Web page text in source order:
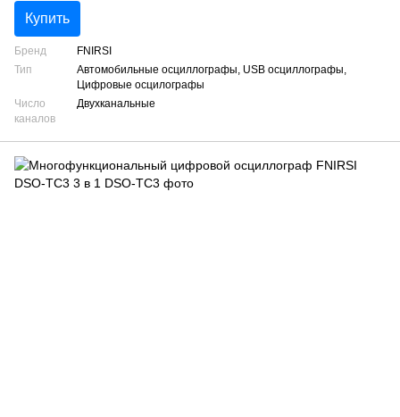
Купить
Бренд
FNIRSI
Тип
Автомобильные осциллографы, USB осциллографы,
Цифровые осцилографы
Число
каналов
Двухканальные